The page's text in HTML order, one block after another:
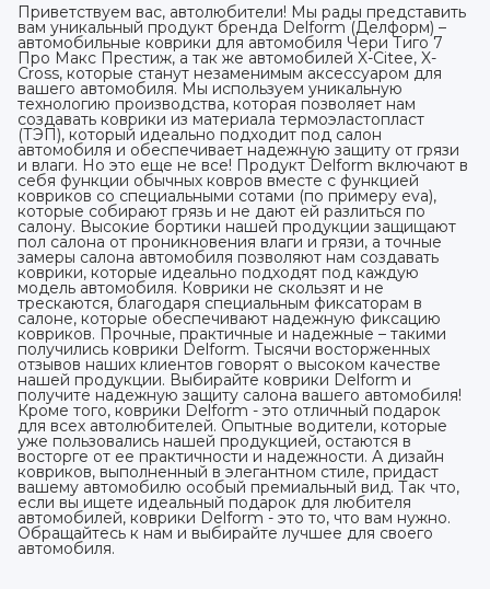
Приветствуем вас, автолюбители! Мы рады представить
вам уникальный продукт бренда Delform (Делформ) –
автомобильные коврики для автомобиля Чери Тиго 7
Про Макс Престиж, а так же автомобилей X-Citee, X-
Cross, которые станут незаменимым аксессуаром для
вашего автомобиля. Мы используем уникальную
технологию производства, которая позволяет нам
создавать коврики из материала термоэластопласт
(ТЭП), который идеально подходит под салон
автомобиля и обеспечивает надежную защиту от грязи
и влаги. Но это еще не все! Продукт Delform включают в
себя функции обычных ковров вместе с функцией
ковриков со специальными сотами (по примеру eva),
которые собирают грязь и не дают ей разлиться по
салону. Высокие бортики нашей продукции защищают
пол салона от проникновения влаги и грязи, а точные
замеры салона автомобиля позволяют нам создавать
коврики, которые идеально подходят под каждую
модель автомобиля. Коврики не скользят и не
трескаются, благодаря специальным фиксаторам в
салоне, которые обеспечивают надежную фиксацию
ковриков. Прочные, практичные и надежные – такими
получились коврики Delform. Тысячи восторженных
отзывов наших клиентов говорят о высоком качестве
нашей продукции. Выбирайте коврики Delform и
получите надежную защиту салона вашего автомобиля!
Кроме того, коврики Delform - это отличный подарок
для всех автолюбителей. Опытные водители, которые
уже пользовались нашей продукцией, остаются в
восторге от ее практичности и надежности. А дизайн
ковриков, выполненный в элегантном стиле, придаст
вашему автомобилю особый премиальный вид. Так что,
если вы ищете идеальный подарок для любителя
автомобилей, коврики Delform - это то, что вам нужно.
Обращайтесь к нам и выбирайте лучшее для своего
автомобиля.